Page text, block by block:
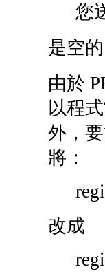
您
是空的
由於
以程
外，
將：
改成